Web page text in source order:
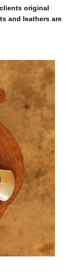
original
and leathers are